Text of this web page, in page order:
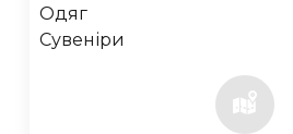
Одяг
Сувеніри